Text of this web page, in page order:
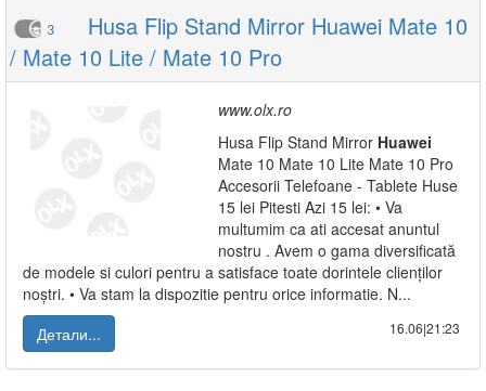
3
Husa Flip Stand Mirror Huawei Mate 10
/ Mate 10 Lite / Mate 10 Pro
www.olx.ro
Husa Flip Stand Mirror Huawei
Mate 10 Mate 10 Lite Mate 10 Pro
Accesorii Telefoane - Tablete Huse
15 lei Pitesti Azi 15 lei: • Va
multumim ca ati accesat anuntul
nostru . Avem o gama diversificată
de modele si culori pentru a satisface toate dorintele clienților
noștri. • Va stam la dispozitie pentru orice informatie. N...
Детали...
16.06|21:23